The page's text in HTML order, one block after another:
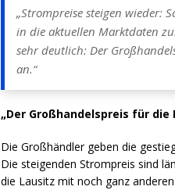
„Strompreise steigen wieder:
in die aktuellen Marktdaten
sehr deutlich: Der
an.“
„Der Großhandelspreis für
Die Großhändler geben die
Die steigenden Strompreis sind
die Lausitz mit noch ganz